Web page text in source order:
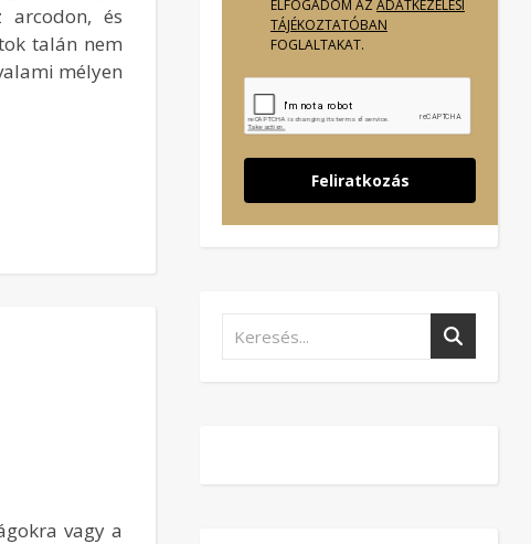
és
talán nem
mélyen
vagy a
ELFOGADOM AZ ADATKEZELÉSI
TÁJÉKOZTATÓBAN
FOGLALTAKAT.
Feliratkozás